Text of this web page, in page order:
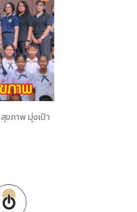
ขภาพ มุ่งเป้า